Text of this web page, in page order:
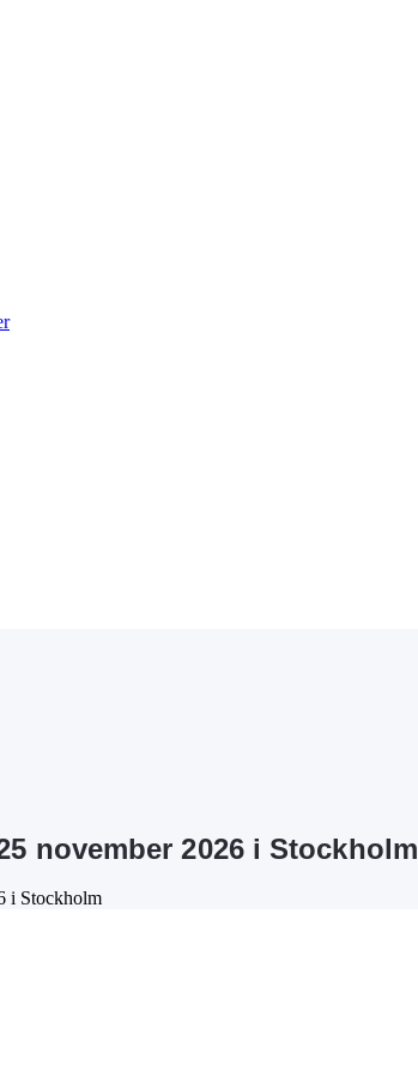
november 2026 i Stockholm
i Stockholm